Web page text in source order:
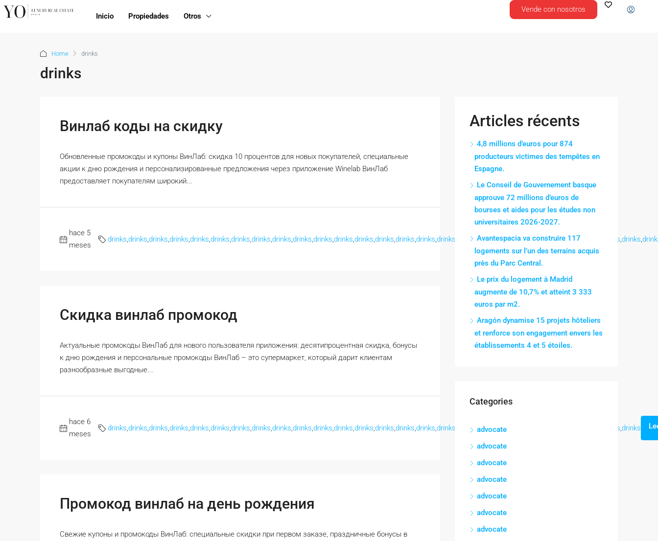
Inicio Propiedades Otros
Vende con nosotros
Home drinks
drinks
Винлаб коды на скидку
Обновленные промокоды и купоны ВинЛаб: скидка 10 процентов для новых покупателей, специальные
акции к дню рождения и персонализированные предложения через приложение Winelab ВинЛаб
предоставляет покупателям широкий...
hace 5
meses
drinks drinks drinks drinks drinks drinks drinks drinks drinks drinks drinks drinks drinks drinks drinks drinks drinks drinks ,drinks,drinks,drinks,drinks,drinks, drinks drinks
Скидка винлаб промокод
Актуальные промокоды ВинЛаб для нового пользователя приложения: десятипроцентная скидка, бонусы
к дню рождения и персональные промокоды ВинЛаб – это супермаркет, который дарит клиентам
разнообразные выгодные...
hace 6
meses
drinks drinks drinks drinks drinks drinks drinks drinks drinks drinks drinks drinks drinks drinks drinks drinks drinks drinks ,drinks,drinks drinks drinks
Промокод винлаб на день рождения
Свежие купоны и промокоды ВинЛаб: специальные скидки при первом заказе, праздничные бонусы в
Articles récents
4,8 millions d’euros pour 874
producteurs victimes des tempêtes en
Espagne.
Le Conseil de Gouvernement basque
approuve 72 millions d’euros de
bourses et aides pour les études non
universitaires 2026-2027.
Avantespacia va construire 117
logements sur l’un des terrains acquis
près du Parc Central.
Le prix du logement à Madrid
augmente de 10,7% et atteint 3 333
euros par m2.
Aragón dynamise 15 projets hôteliers
et renforce son engagement envers les
établissements 4 et 5 étoiles.
Categories
advocate
advocate
advocate
advocate
advocate
advocate
advocate